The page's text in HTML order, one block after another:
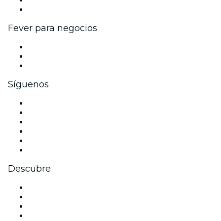
Fever para negocios
Síguenos
Descubre